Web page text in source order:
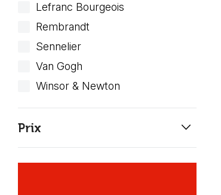
Lefranc Bourgeois
Rembrandt
Sennelier
Van Gogh
Winsor & Newton
Prix keyboard_arrow_down